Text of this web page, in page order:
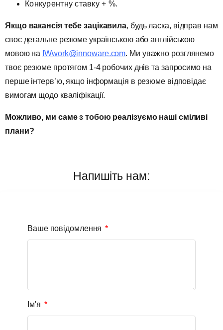
Конкурентну ставку + %.
Якщо вакансія тебе зацікавила, будь ласка, відправ нам
своє детальне резюме українською або англійською
мовою на IWwork@innoware.com. Ми уважно розглянемо
твоє резюме протягом 1-4 робочих днів та запросимо на
перше інтерв’ю, якщо інформація в резюме відповідає
вимогам щодо кваліфікації.
Можливо, ми саме з тобою реалізуємо наші сміливі
плани?
Напишіть нам:
Ваше повідомлення
Ім'я